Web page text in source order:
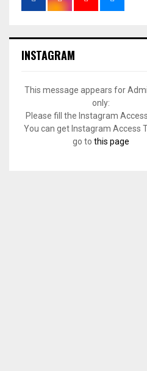
INSTAGRAM
This message appears for
only:
Please fill the Instagram
You can get Instagram Access
go to this page